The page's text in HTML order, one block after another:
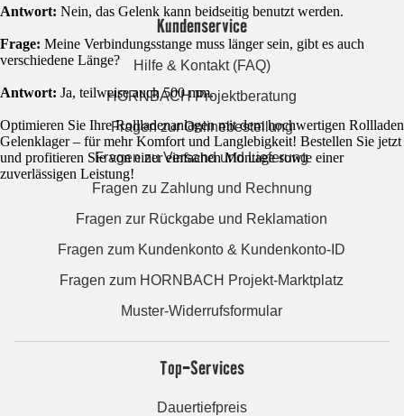
Antwort: Nein, das Gelenk kann beidseitig benutzt werden.
Frage: Meine Verbindungsstange muss länger sein, gibt es auch
verschiedene Länge?
Antwort: Ja, teilweise auch 500 mm.
Optimieren Sie Ihre Rollladenanlagen mit dem hochwertigen Rollladen
Gelenklager – für mehr Komfort und Langlebigkeit! Bestellen Sie jetzt
und profitieren Sie von einer einfachen Montage sowie einer
zuverlässigen Leistung!
Kundenservice
Hilfe & Kontakt (FAQ)
HORNBACH Projektberatung
Fragen zur Onlinebestellung
Fragen zu Versand und Lieferung
Fragen zu Zahlung und Rechnung
Fragen zur Rückgabe und Reklamation
Fragen zum Kundenkonto & Kundenkonto-ID
Fragen zum HORNBACH Projekt-Marktplatz
Muster-Widerrufsformular
Top-Services
Dauertiefpreis